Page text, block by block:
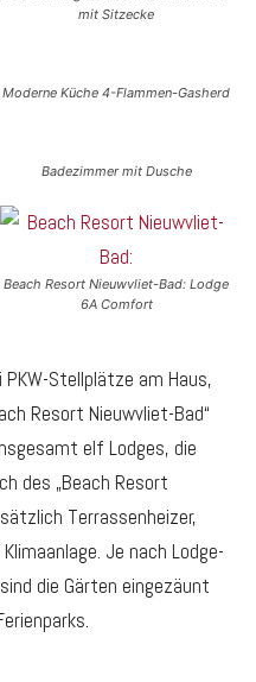
mit Sitzecke
Moderne Küche 4-Flammen-Gasherd
Badezimmer mit Dusche
Beach Resort Nieuwvliet-Bad: Lodge
6A Comfort
PKW-Stellplätze am Haus,
Resort Nieuwvliet-Bad“
elf Lodges, die
des „Beach Resort
Terrassenheizer,
Je nach Lodge-
die Gärten eingezäunt